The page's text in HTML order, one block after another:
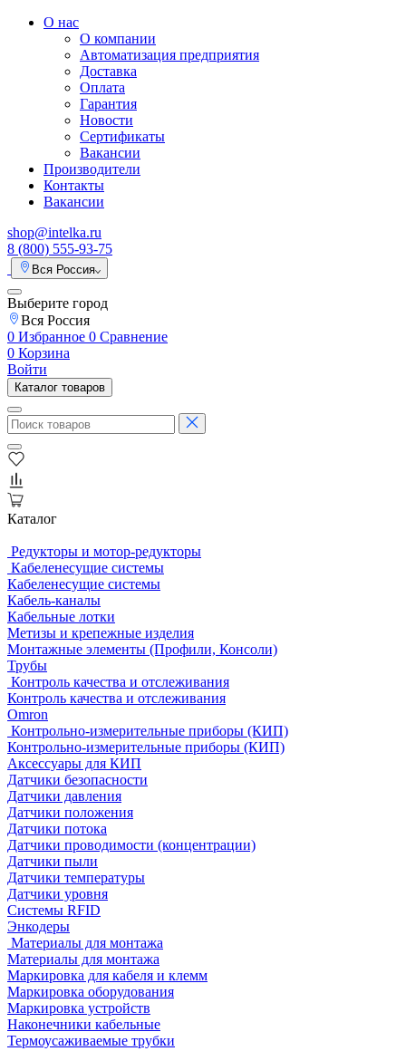
О нас
О компании
Автоматизация предприятия
Доставка
Оплата
Гарантия
Новости
Сертификаты
Вакансии
Производители
Контакты
Вакансии
shop@intelka.ru
8 (800) 555-93-75
Вся Россия
Выберите город
Вся Россия
0 Избранное 0 Сравнение
0 Корзина
Войти
Каталог товаров
Каталог
Редукторы и мотор-редукторы
Кабеленесущие системы
Кабеленесущие системы
Кабель-каналы
Кабельные лотки
Метизы и крепежные изделия
Монтажные элементы (Профили, Консоли)
Трубы
Контроль качества и отслеживания
Контроль качества и отслеживания
Omron
Контрольно-измерительные приборы (КИП)
Контрольно-измерительные приборы (КИП)
Аксессуары для КИП
Датчики безопасности
Датчики давления
Датчики положения
Датчики потока
Датчики проводимости (концентрации)
Датчики пыли
Датчики температуры
Датчики уровня
Системы RFID
Энкодеры
Материалы для монтажа
Материалы для монтажа
Маркировка для кабеля и клемм
Маркировка оборудования
Маркировка устройств
Наконечники кабельные
Термоусаживаемые трубки